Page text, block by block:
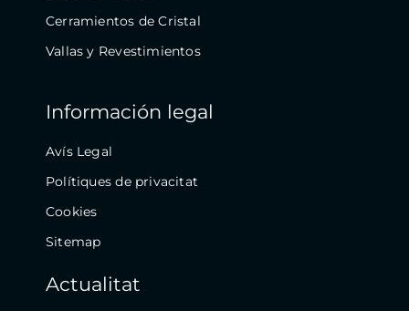
Cerramientos de Cristal
Vallas y Revestimientos
Información legal
Avís Legal
Polítiques de privacitat
Cookies
Sitemap
Actualitat